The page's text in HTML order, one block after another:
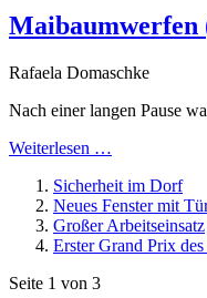
Maibaumwerfen
Rafaela Domaschke
Nach einer langen Pause
Weiterlesen …
Sicherheit im Dorf
Neues Fenster mit
Großer Arbeitseinsatz
Erster Grand Prix
Seite 1 von 3